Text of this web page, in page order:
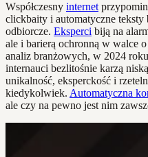
Współczesny internet
clickbaity i automatyczne
odbiorcze. Eksperci biją na
ale i barierą ochronną w walce o
analiz branżowych, w 2024 roku
internauci bezlitośnie karzą
unikalność, eksperckość i
kiedykolwiek. Automatyczna
ale czy na pewno jest nim